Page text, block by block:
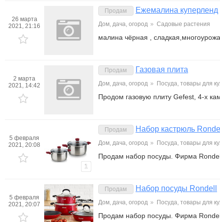
26 марта
2021, 21:16
Продам Ежемалина куперленд
Дом, дача, огород » Садовые растения
малина чёрная ,
2 марта
2021, 14:42
Продам Газовая плита
Дом, дача, огород » Посуда, товары для
Продом газовую плиту Gefest, 4-х
5 февраля
2021, 20:08
1
Продам Набор кастрюль
Дом, дача, огород » Посуда, товары для
Продам набор посуды. Фирма
5 февраля
2021, 20:07
Продам Набор посуды Rondell
Дом, дача, огород » Посуда, товары для
Продам набор посуды. Фирма